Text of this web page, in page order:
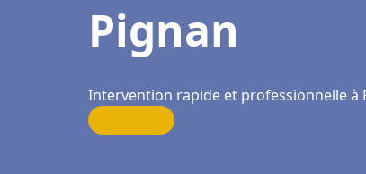
Pignan
Intervention rapide et professionnelle à